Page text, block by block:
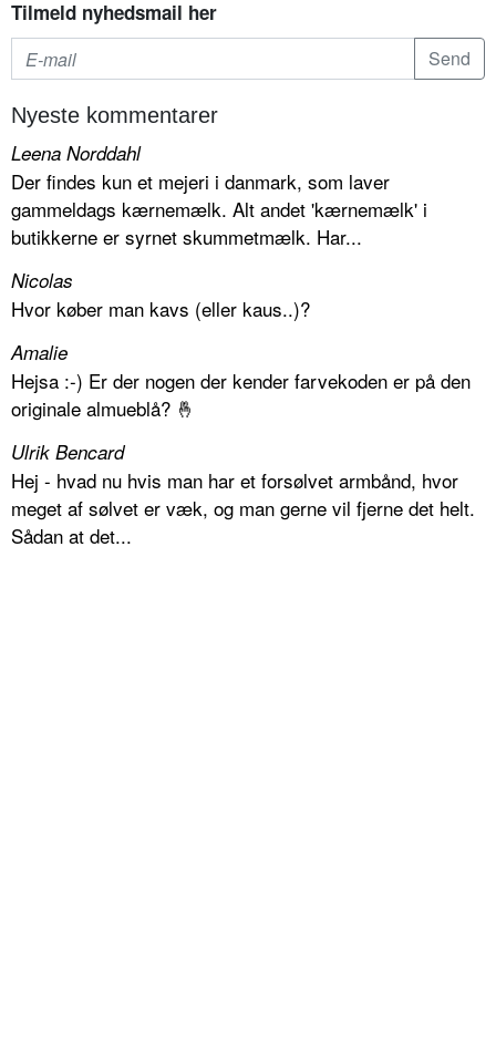
Tilmeld nyhedsmail her
Nyeste kommentarer
Leena Norddahl
Der findes kun et mejeri i danmark, som laver
gammeldags kærnemælk. Alt andet 'kærnemælk' i
butikkerne er syrnet skummetmælk. Har...
Nicolas
Hvor køber man kavs (eller kaus..)?
Amalie
Hejsa :-) Er der nogen der kender farvekoden er på den
originale almueblå? 🤞
Ulrik Bencard
Hej - hvad nu hvis man har et forsølvet armbånd, hvor
meget af sølvet er væk, og man gerne vil fjerne det helt.
Sådan at det...